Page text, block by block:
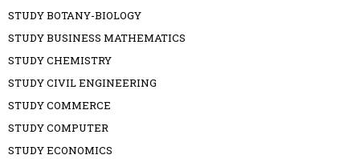
STUDY BOTANY-BIOLOGY
STUDY BUSINESS MATHEMATICS
STUDY CHEMISTRY
STUDY CIVIL ENGINEERING
STUDY COMMERCE
STUDY COMPUTER
STUDY ECONOMICS